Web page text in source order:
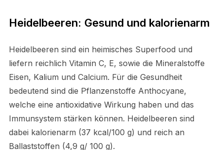
Heidelbeeren: Gesund und kalorienarm
Heidelbeeren sind ein heimisches Superfood und
liefern reichlich Vitamin C, E, sowie die Mineralstoffe
Eisen, Kalium und Calcium. Für die Gesundheit
bedeutend sind die Pflanzenstoffe Anthocyane,
welche eine antioxidative Wirkung haben und das
Immunsystem stärken können. Heidelbeeren sind
dabei kalorienarm (37 kcal/100 g) und reich an
Ballaststoffen (4,9 g/ 100 g).